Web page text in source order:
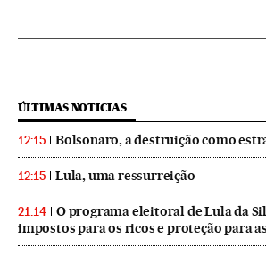
ÚLTIMAS NOTICIAS
12:15 Bolsonaro, a destruição como
12:15 Lula, uma ressurreição
21:14
O programa eleitoral de Lula da
impostos para os ricos e proteção para